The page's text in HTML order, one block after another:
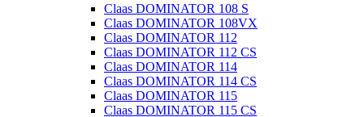
Claas DOMINATOR 108 S
Claas DOMINATOR 108VX
Claas DOMINATOR 112
Claas DOMINATOR 112 CS
Claas DOMINATOR 114
Claas DOMINATOR 114 CS
Claas DOMINATOR 115
Claas DOMINATOR 115 CS